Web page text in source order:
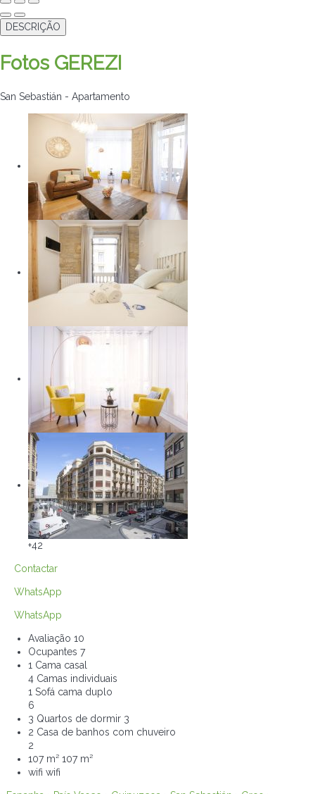
DESCRIÇÃO
Fotos GEREZI
San Sebastián - Apartamento
+42
Contactar
WhatsApp
WhatsApp
Avaliação 10
Ocupantes 7
1 Cama casal
4 Camas individuais
1 Sofá cama duplo
6
3 Quartos de dormir 3
2 Casa de banhos com chuveiro
2
107 m² 107 m²
wifi wifi